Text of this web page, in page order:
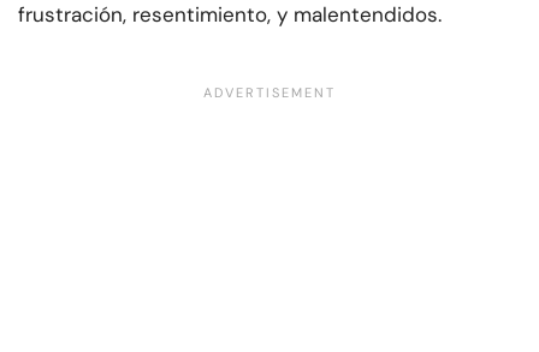
frustración, resentimiento, y malentendidos.